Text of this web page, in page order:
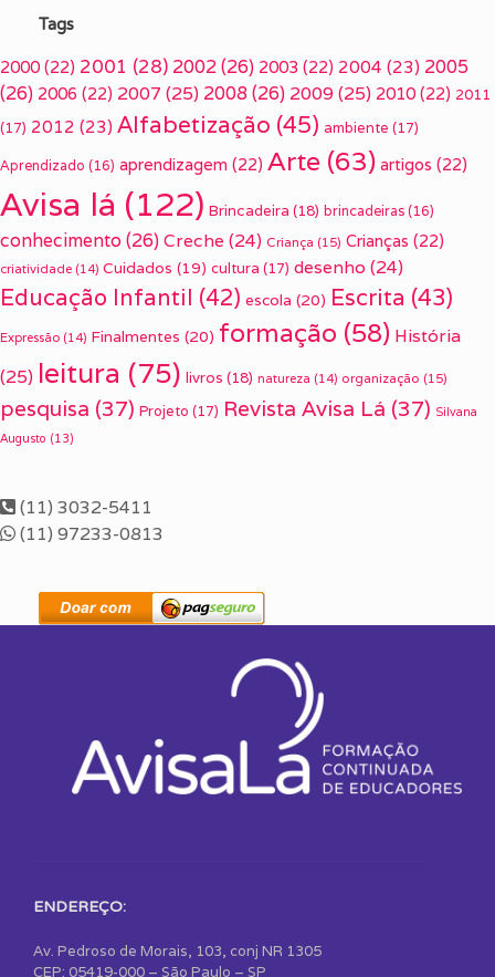
Tags
2000 (22) 2001 (28) 2002(26) 2003 (22) 2004 (23) 2005
(26) 2006 (22) 2007 (25) 2008(26) 2009(25) 2010 (22) 2011
(17) 2012 (23) Alfabetização (45) ambiente (17)
Aprendizado (16) aprendizagem (22) Arte (63) artigos (22)
Avisa lá (122) Brincadeira (18) brincadeiras (16)
conhecimento(26) Creche (24) Criança (15) Crianças (22)
criatividade (14) Cuidados (19) cultura (17) desenho (24)
Educação Infantil (42) escola (20) Escrita (43)
Expressão (14) Finalmentes (20) formação (58) História
(25) leitura (75) livros (18) natureza (14) organização (15)
pesquisa (37) Projeto (17) Revista Avisa Lá (37) Silvana
Augusto (13)
(11) 3032-5411
(11) 97233-0813
ENDEREÇO:
Av. Pedroso de Morais, 103, conj NR 1305
CEP: 05419-000 – São Paulo – SP